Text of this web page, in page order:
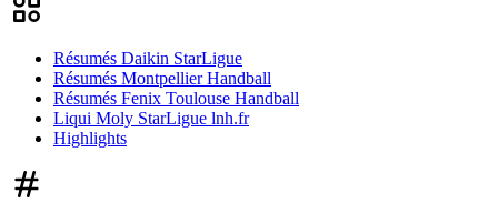
Résumés Daikin StarLigue
Résumés Montpellier Handball
Résumés Fenix Toulouse Handball
Liqui Moly StarLigue lnh.fr
Highlights